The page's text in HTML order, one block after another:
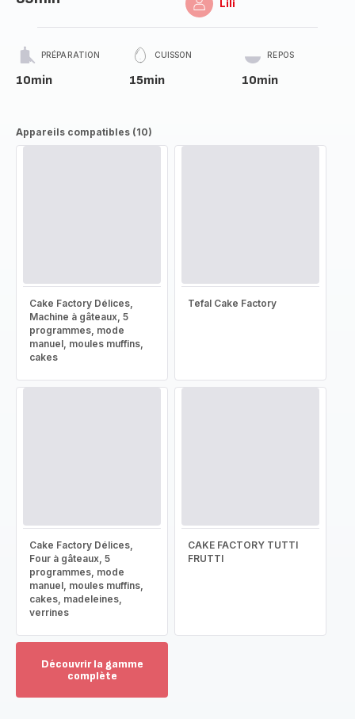
Lili
PRÉPARATION
10min
CUISSON
15min
REPOS
10min
Appareils compatibles (10)
Cake Factory Délices,
Machine à gâteaux, 5
programmes, mode
manuel, moules muffins,
cakes
Tefal Cake Factory
Cake Factory Délices,
Four à gâteaux, 5
programmes, mode
manuel, moules muffins,
cakes, madeleines,
verrines
CAKE FACTORY TUTTI
FRUTTI
Découvrir la gamme
complète